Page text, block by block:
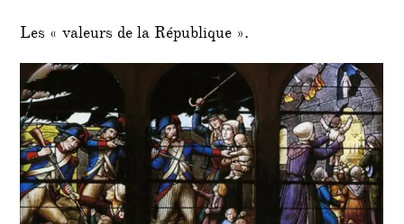
Les « valeurs de la République ».